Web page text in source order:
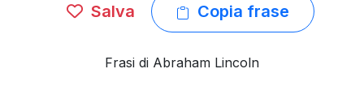
Salva Copia frase
Frasi di Abraham Lincoln